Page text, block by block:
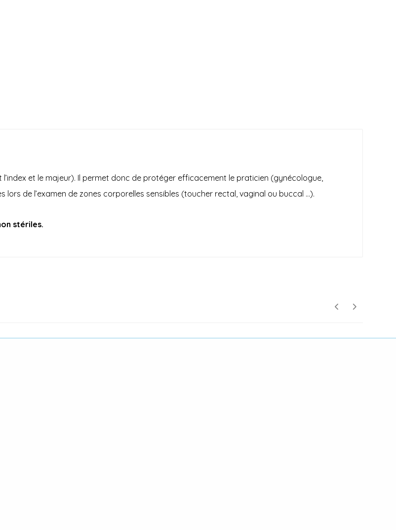
et le majeur). Il permet donc de protéger efficacement le praticien (gynécologue,
de l’examen de zones corporelles sensibles (toucher rectal, vaginal ou buccal …).
stériles.